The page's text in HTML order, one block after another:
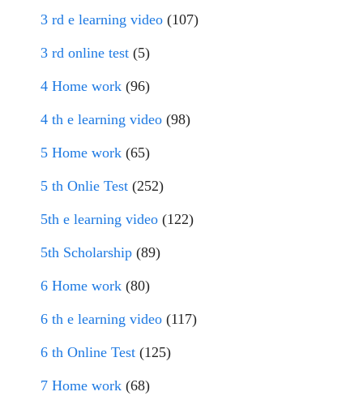
3 rd e learning video (107)
3 rd online test (5)
4 Home work (96)
4 th e learning video (98)
5 Home work (65)
5 th Onlie Test (252)
5th e learning video (122)
5th Scholarship (89)
6 Home work (80)
6 th e learning video (117)
6 th Online Test (125)
7 Home work (68)